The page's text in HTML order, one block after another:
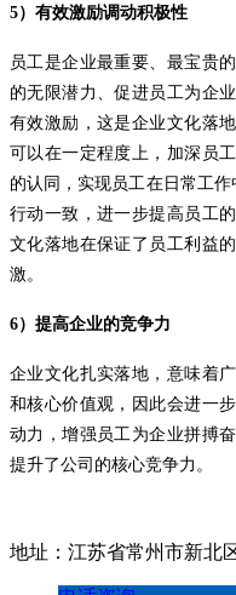
5）有效激励调动积极性
员工是企业最重要、最宝贵
的无限潜力、促进员工为企
有效激励，这是企业文化落
可以在一定程度上，加深员
的认同，实现员工在日常工作
行动一致，进一步提高员工
文化落地在保证了员工利益
激。
6）提高企业的竞争力
企业文化扎实落地，意味着
和核心价值观，因此会进一
动力，增强员工为企业拼搏
提升了公司的核心竞争力。
地址：江苏省常州市新北